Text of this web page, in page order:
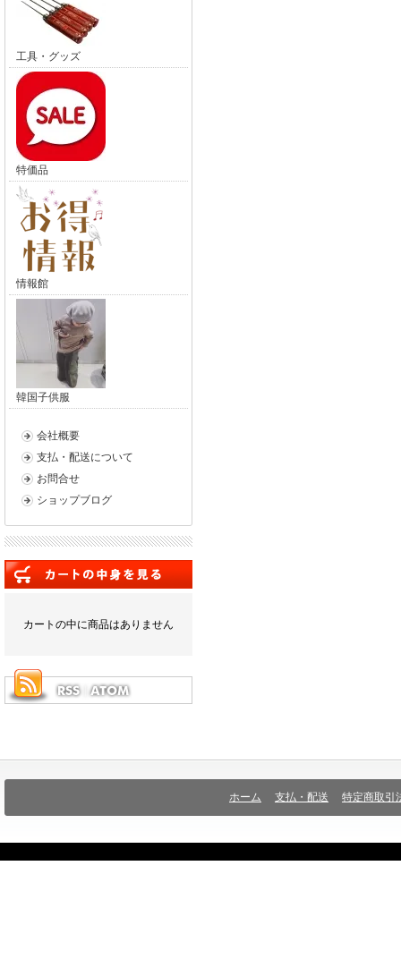
工具・グッズ
特価品
情報館
韓国子供服
会社概要
支払・配送について
お問合せ
ショップブログ
カートの中に商品はありません
ホーム 支払・配送 特定商取引